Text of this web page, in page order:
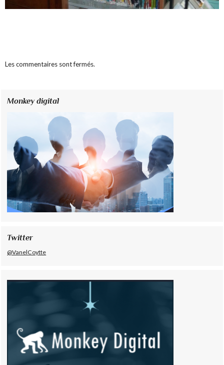
Les commentaires sont fermés.
Monkey digital
Twitter
@VanelCoytte